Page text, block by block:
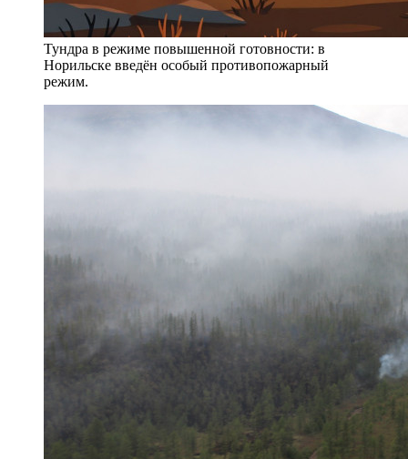
Тундра в режиме повышенной готовности: в
Норильске введён особый противопожарный
режим.